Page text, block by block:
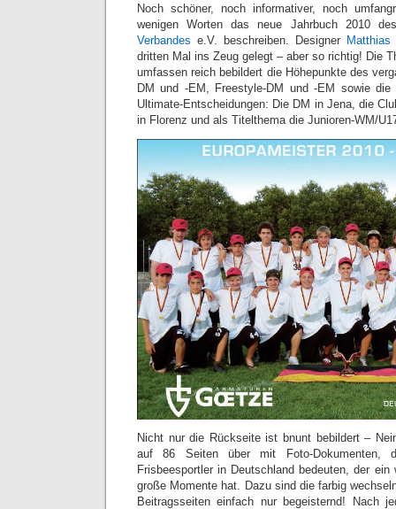
Noch schöner, noch informativer, noch
wenigen Worten das neue Jahrbuch 2010
Verbandes e.V. beschreiben. Designer Matthias
dritten Mal ins Zeug gelegt – aber so richtig! Die
umfassen reich bebildert die Höhepunkte des
DM und -EM, Freestyle-DM und -EM sowie die
Ultimate-Entscheidungen: Die DM in Jena, die
in Florenz und als Titelthema die Junioren-WM/
Nicht nur die Rückseite ist bnunt bebildert –
auf 86 Seiten über mit Foto-Dokumenten,
Frisbeesportler in Deutschland bedeuten, der
große Momente hat. Dazu sind die farbig
Beitragsseiten einfach nur begeisternd! Nach